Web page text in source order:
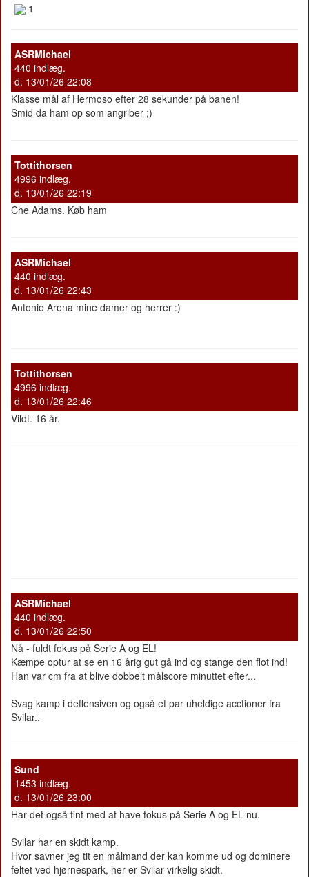
1
ASRMichael
440 indlæg.
d. 13/01/26 22:08
Klasse mål af Hermoso efter 28 sekunder på banen!
Smid da ham op som angriber ;)
Tottithorsen
4996 indlæg.
d. 13/01/26 22:19
Che Adams. Køb ham
ASRMichael
440 indlæg.
d. 13/01/26 22:43
Antonio Arena mine damer og herrer :)
Tottithorsen
4996 indlæg.
d. 13/01/26 22:46
Vildt. 16 år.
ASRMichael
440 indlæg.
d. 13/01/26 22:50
Nå - fuldt fokus på Serie A og EL!
Kæmpe optur at se en 16 årig gut gå ind og stange den flot ind!
Han var cm fra at blive dobbelt målscore minuttet efter...
Svag kamp i deffensiven og også et par uheldige acctioner fra
Svilar..
Sund
1453 indlæg.
d. 13/01/26 23:00
Har det også fint med at have fokus på Serie A og EL nu.
Svilar har en skidt kamp.
Hvor savner jeg tit en målmand der kan komme ud og dominere
feltet ved hjørnespark, her er Svilar virkelig skidt.